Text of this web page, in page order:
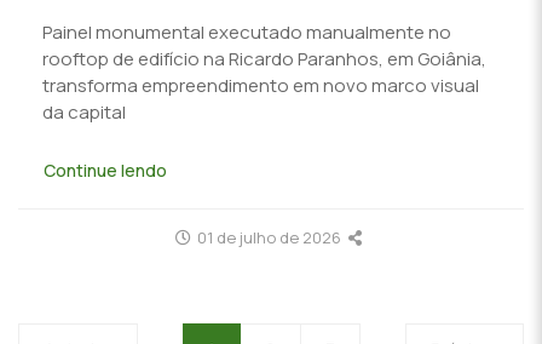
Painel monumental executado manualmente no
rooftop de edifício na Ricardo Paranhos, em Goiânia,
transforma empreendimento em novo marco visual
da capital
Continue lendo
01 de julho de 2026